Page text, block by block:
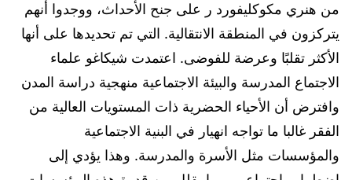
من هنري مكوكليفورد ر على جنح الأحداث، ووجدوا أنهم
يتركزون في المنطقة الانتقالية. التي تم تحديدها على أنها
الأكثر تقلبًا وعرضة للفوضى. اعتمدت شيكاغو علماء
الاجتماع المدرسة والبيئة الاجتماعية منهجية دراسة المدن
وافترض أن الأحياء الحضرية ذات المستويات العالية من
الفقر غالبا ما تواجه انهيار في البنية الاجتماعية
والمؤسسات مثل الأسرة والمدرسة. وهذا يؤدي إلى